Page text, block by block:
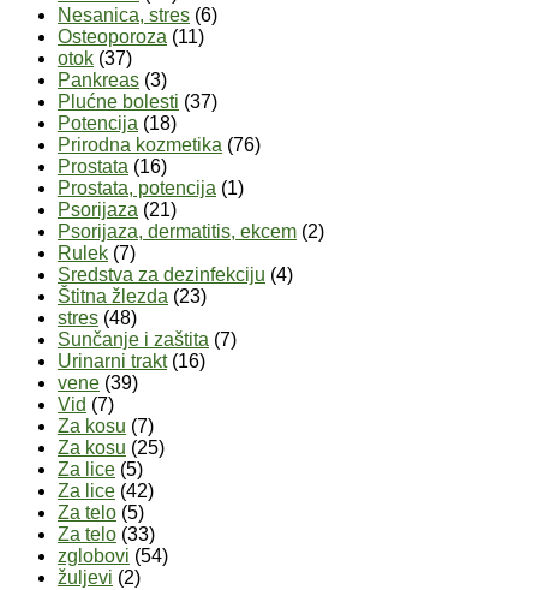
Nesanica, stres (6)
Osteoporoza (11)
otok (37)
Pankreas (3)
Plućne bolesti (37)
Potencija (18)
Prirodna kozmetika (76)
Prostata (16)
Prostata, potencija (1)
Psorijaza (21)
Psorijaza, dermatitis, ekcem (2)
Rulek (7)
Sredstva za dezinfekciju (4)
Štitna žlezda (23)
stres (48)
Sunčanje i zaštita (7)
Urinarni trakt (16)
vene (39)
Vid (7)
Za kosu (7)
Za kosu (25)
Za lice (5)
Za lice (42)
Za telo (5)
Za telo (33)
zglobovi (54)
žuljevi (2)